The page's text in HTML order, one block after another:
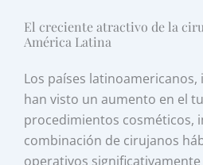
El creciente atractivo de la
América Latina
Los países
han visto un aumento en el
procedimientos cosméticos,
combinación de cirujanos
operativos